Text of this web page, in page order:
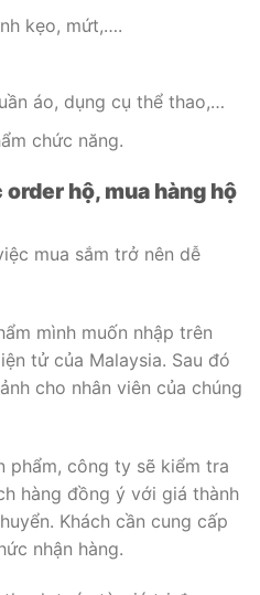
kẹo, mứt,….
áo, dụng cụ thể thao,…
chức năng.
hộ, mua hàng hộ
mua sắm trở nên dễ
mình muốn nhập trên
tử của Malaysia. Sau đó
cho nhân viên của chúng
phẩm, công ty sẽ kiểm tra
hàng đồng ý với giá thành
Khách cần cung cấp
nhận hàng.